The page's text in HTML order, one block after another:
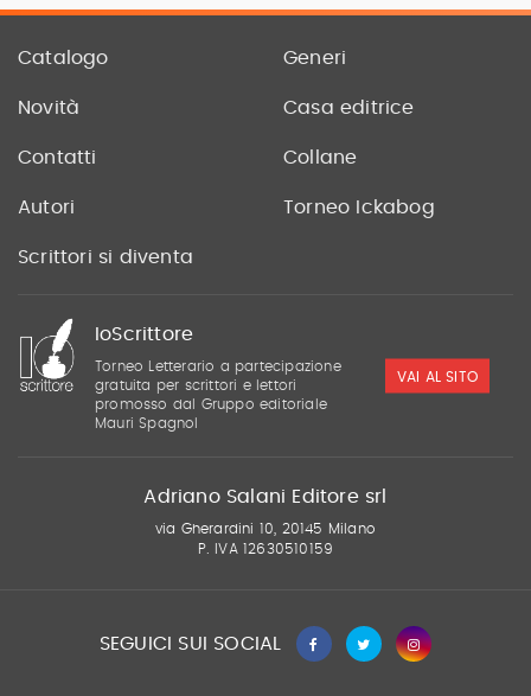
Catalogo Generi
Novità Casa editrice
Contatti Collane
Autori Torneo Ickabog
Scrittori si diventa
IoScrittore
Torneo Letterario a partecipazione
gratuita per scrittori e lettori
promosso dal Gruppo editoriale
Mauri Spagnol
VAI AL SITO
Adriano Salani Editore srl
via Gherardini 10, 20145 Milano
P. IVA 12630510159
SEGUICI SUI SOCIAL